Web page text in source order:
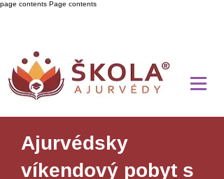
page contents Page contents
Ajurvédsky
víkendový pobyt s